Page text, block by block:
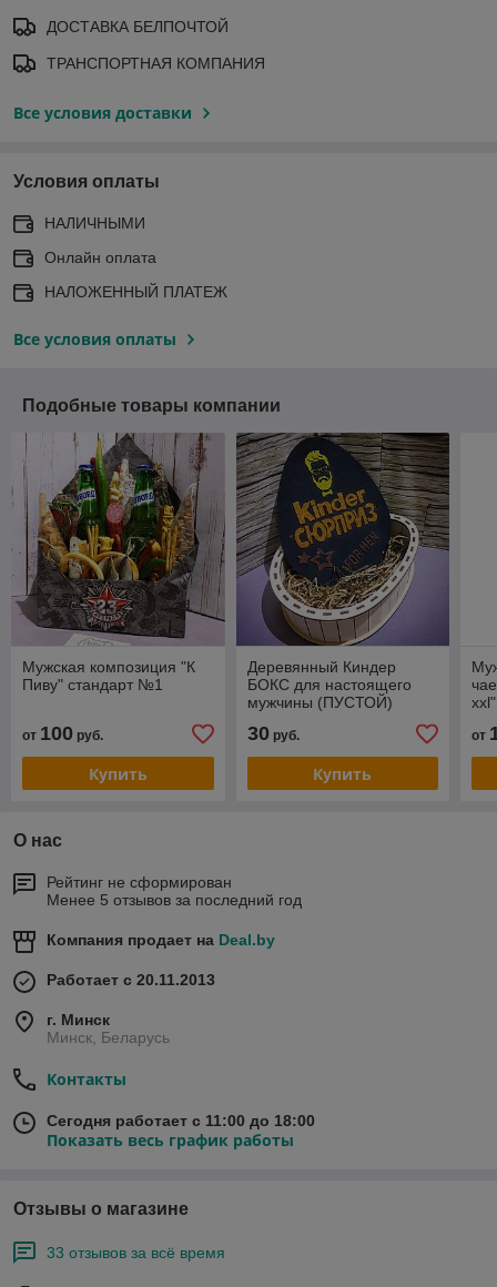
ДОСТАВКА БЕЛПОЧТОЙ
ТРАНСПОРТНАЯ КОМПАНИЯ
Все условия доставки
Условия оплаты
НАЛИЧНЫМИ
Онлайн оплата
НАЛОЖЕННЫЙ ПЛАТЕЖ
Все условия оплаты
Подобные товары компании
Мужская композиция "К
Пиву" стандарт №1
от 100 руб.
Купить
Деревянный Киндер
БОКС для настоящего
мужчины (ПУСТОЙ)
30руб.
Купить
xxl"
от
О нас
Рейтинг не сформирован
Менее 5 отзывов за последний год
Компания продает на Deal.by
Работает с 20.11.2013
г. Минск
Минск, Беларусь
Контакты
Сегодня работает с 11:00 до 18:00
Показать весь график работы
Отзывы о магазине
33 отзывов за всё время